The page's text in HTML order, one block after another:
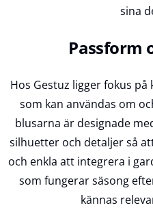
sina
Passform
Hos Gestuz ligger fokus
som kan användas om
blusarna är designade
silhuetter och detaljer så
och enkla att integrera i
som fungerar säsong
kännas